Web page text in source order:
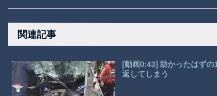
関連記事
[動画0:43] 助かったはず
返してしまう